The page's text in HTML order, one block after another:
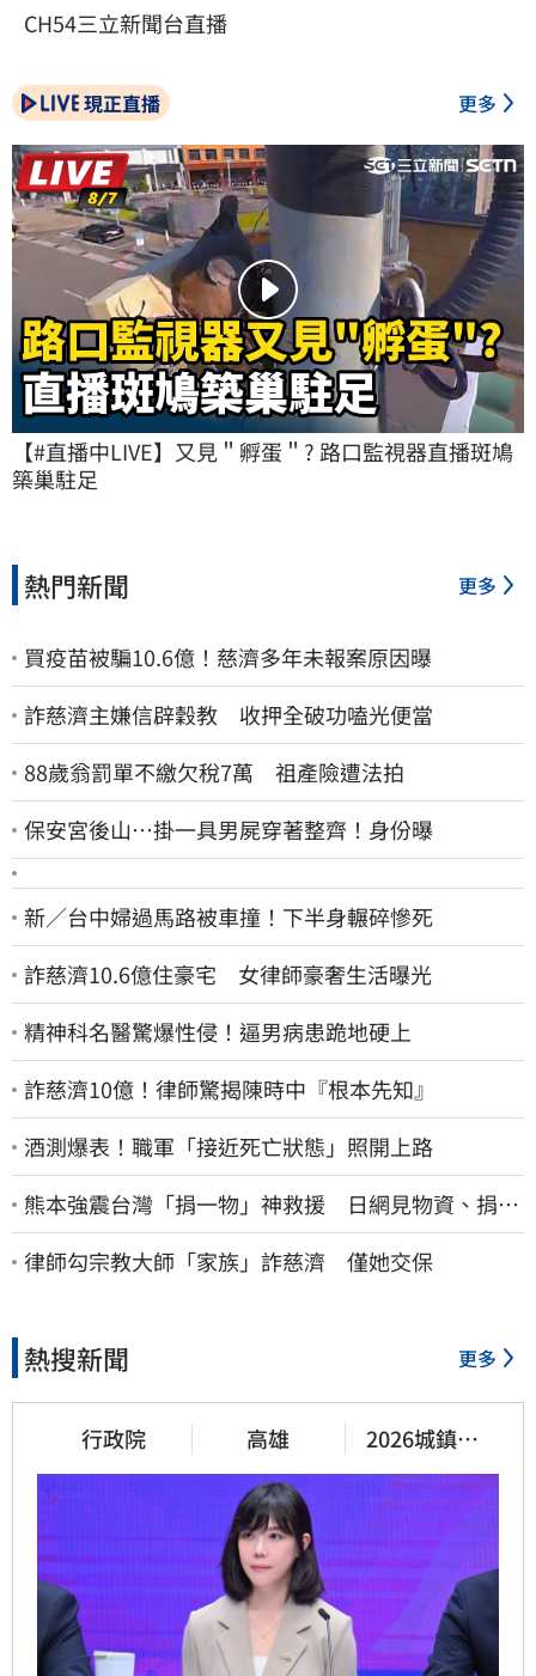
CH54三立新聞台直播
現正直播 更多
【#直播中LIVE】又見＂孵蛋＂? 路口監視器直播斑鳩
築巢駐足
熱門新聞 更多
買疫苗被騙10.6億！慈濟多年未報案原因曝
詐慈濟主嫌信辟穀教 收押全破功嗑光便當
88歲翁罰單不繳欠稅7萬 祖產險遭法拍
保安宮後山…掛一具男屍穿著整齊！身份曝
新／台中婦過馬路被車撞！下半身輾碎慘死
詐慈濟10.6億住豪宅 女律師豪奢生活曝光
精神科名醫驚爆性侵！逼男病患跪地硬上
詐慈濟10億！律師驚揭陳時中『根本先知』
酒測爆表！職軍「接近死亡狀態」照開上路
熊本強震台灣「捐一物」神救援 日網見物資、捐款
喊：給台灣統治算了
律師勾宗教大師「家族」詐慈濟 僅她交保
熱搜新聞 更多
行政院 高雄
2026城鎮韌
性演習